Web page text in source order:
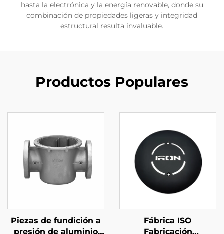
hasta la electrónica y la energía renovable, donde su
combinación de propiedades ligeras y integridad
estructural resulta invaluable.
Productos Populares
Piezas de fundición a
presión de aluminio
Fábrica ISO
Fabricación